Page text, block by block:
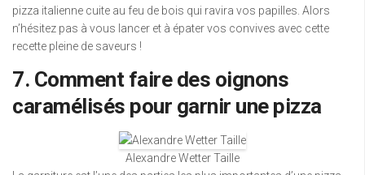
pizza italienne cuite au feu de bois qui ravira vos papilles. Alors
n’hésitez pas à vous lancer et à épater vos convives avec cette
recette pleine de saveurs !
7. Comment faire des oignons
caramélisés pour garnir une pizza
Alexandre Wetter Taille